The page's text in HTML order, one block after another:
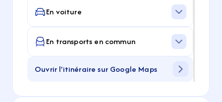
En voiture
En transports en commun
Ouvrir l'itinéraire sur Google Maps